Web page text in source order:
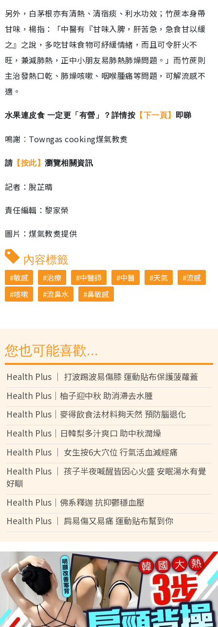
另外，白茅根亦有清熱、清宿痰、利水功效；竹蔗本身帶
甘味，楊指：「中醫有『甘味入脾，肝苦急，急食甘以緩
之』之說，多吃甘味食物可紓緩情緒，而且可令肝火不
旺，兼減肺熱，正中小朋友易肺熱肺燥問題。」而竹蔗則
主治發熱口乾、肺燥咳嗽、咽喉腫痛等問題，可解流感不
適。
水果連皮食 一定更「有營」？詳情按 【下一頁】 即睇
鳴謝︰Towngas cooking煤氣教煑
請【按此】瀏覽相關資訊
記者：脫芷晴
責任編輯：黎家榮
圖片：煤氣教煑提供
內容標籤
敏感 治療 中醫師 中醫 天氣
流感
咳嗽
流鼻水 鼻敏感
您也可能喜歡...
Health Plus │ 打波踢波易傷膝 運動貼布保護菠蘿蓋
Health Plus│柚子迎中秋 助消滯去水腫
Health Plus│麥得飲食法材料夠天然 預防腦退化
Health Plus│日韓梨多汁爽口 助中秋潤燥
Health Plus │ 女生按6大穴位 行氣活血減經痛
Health Plus │ 孩子半夜喊醒皆因心火盛 安眠湯水有覺
好瞓
Health Plus│佛系釋迦 抗抑鬱穩血壓
Health Plus │ 肩易傷又易痛 運動貼布幫到你